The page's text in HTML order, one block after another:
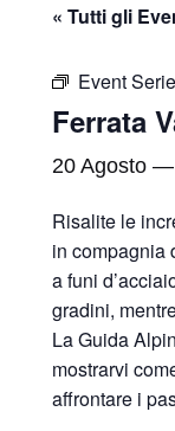
« Tutti gli
Event
Ferrata
20 Agosto
Risalite le
in compagnia
a funi
gradini,
La Guida
mostrarvi
affrontare i